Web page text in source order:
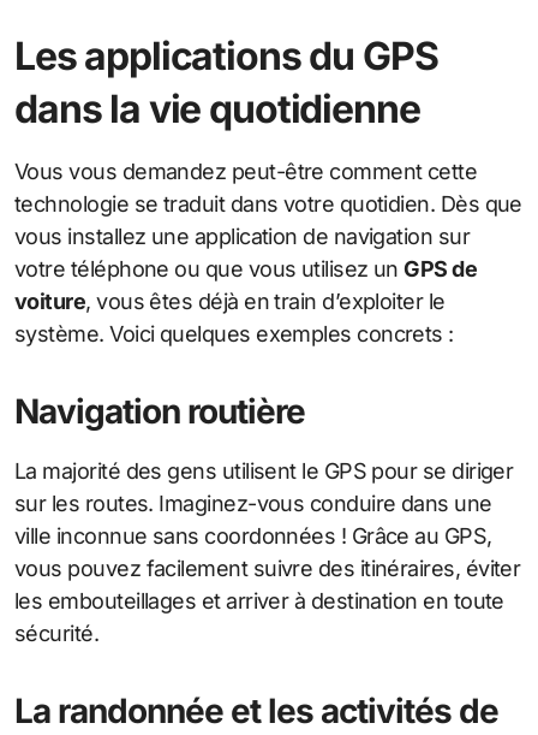
Les applications du GPS
dans la vie quotidienne
Vous vous demandez peut-être comment cette
technologie se traduit dans votre quotidien. Dès que
vous installez une application de navigation sur
votre téléphone ou que vous utilisez unGPS de
voiture, vous êtes déjà en train d’exploiter le
système. Voici quelques exemples concrets :
Navigation routière
La majorité des gens utilisent le GPS pour se diriger
sur les routes. Imaginez-vous conduire dans une
ville inconnue sans coordonnées ! Grâce au GPS,
vous pouvez facilement suivre des itinéraires, éviter
les embouteillages et arriver à destination en toute
sécurité.
La randonnée et les activités de